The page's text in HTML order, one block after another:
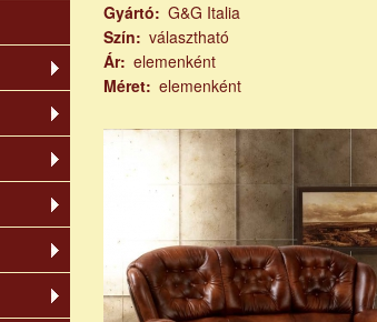
Gyártó
G&G Italia
Szín
választható
Ár elemenként
Méret elemenként